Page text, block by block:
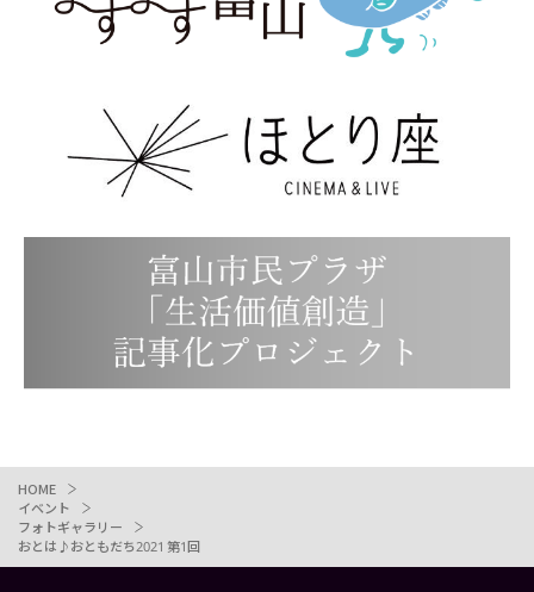
HOME
イベント
フォトギャラリー
おとは♪おともだち2021 第1回